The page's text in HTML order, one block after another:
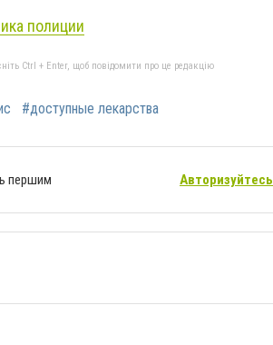
полиции
Ctrl + Enter, щоб повідомити про це редакцію
#доступные лекарства
першим Авторизуйтесь